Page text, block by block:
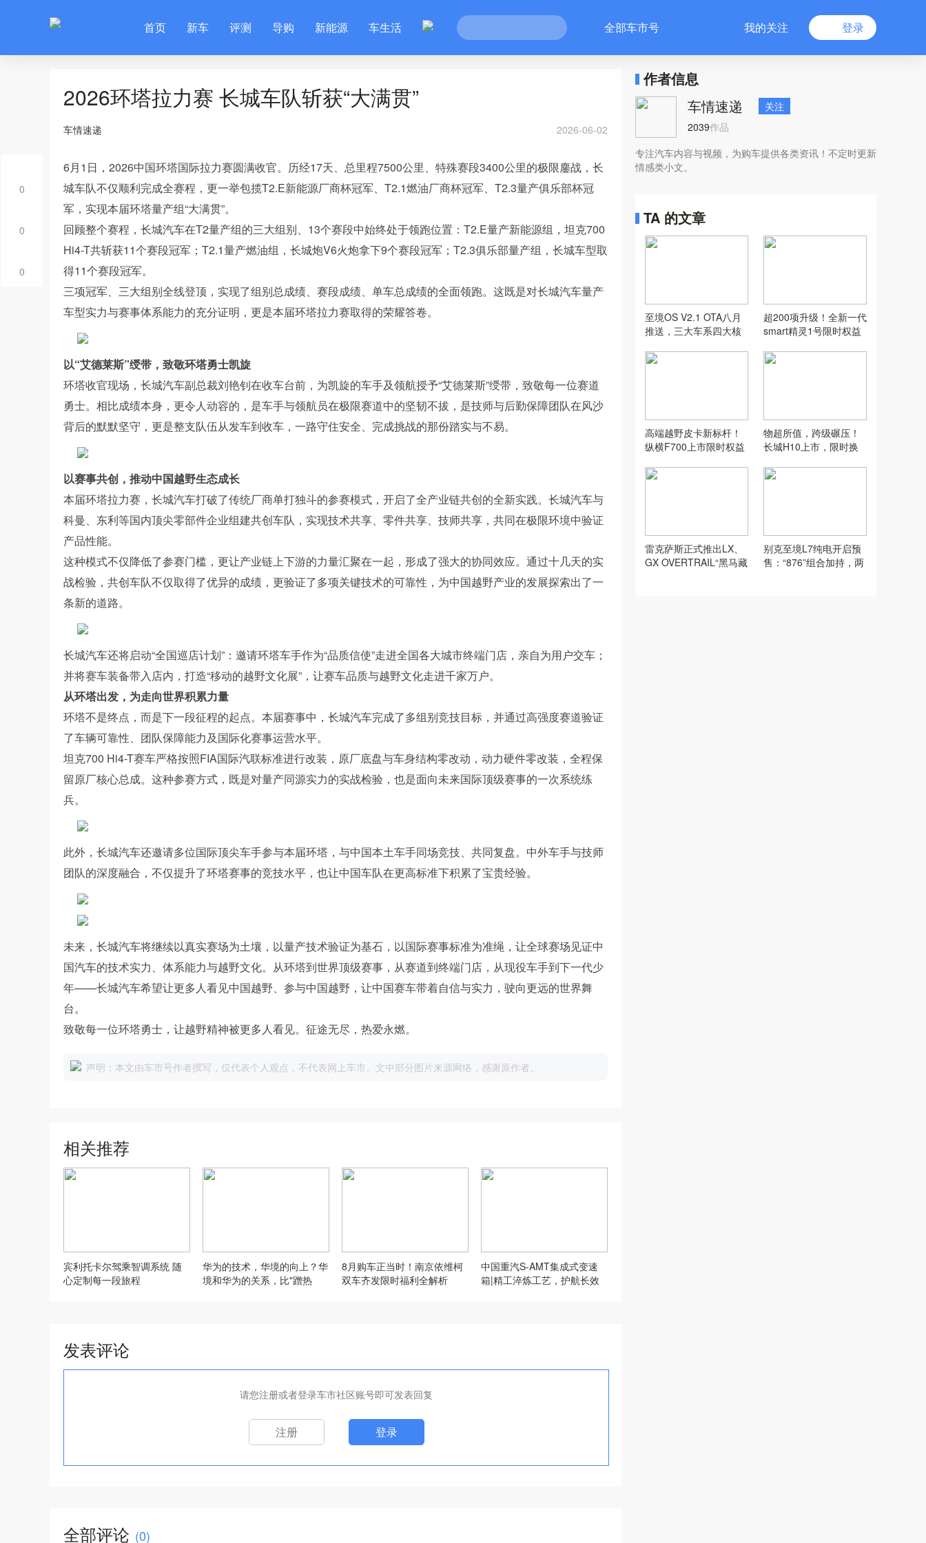
首页 新车 评测 导购 新能源 车生活 全部车市号 我的关注 登录
0
0
0
2026环塔拉力赛 长城车队斩获“大满贯”
车情速递 2026-06-02
6月1日，2026中国环塔国际拉力赛圆满收官。历经17天、总里程7500公里、特殊赛段3400公里的极限鏖战，长
城车队不仅顺利完成全赛程，更一举包揽T2.E新能源厂商杯冠军、T2.1燃油厂商杯冠军、T2.3量产俱乐部杯冠
军，实现本届环塔量产组“大满贯”。
回顾整个赛程，长城汽车在T2量产组的三大组别、13个赛段中始终处于领跑位置：T2.E量产新能源组，坦克700
Hi4-T共斩获11个赛段冠军；T2.1量产燃油组，长城炮V6火炮拿下9个赛段冠军；T2.3俱乐部量产组，长城车型取
得11个赛段冠军。
三项冠军、三大组别全线登顶，实现了组别总成绩、赛段成绩、单车总成绩的全面领跑。这既是对长城汽车量产
车型实力与赛事体系能力的充分证明，更是本届环塔拉力赛取得的荣耀答卷。
以“艾德莱斯”绶带，致敬环塔勇士凯旋
环塔收官现场，长城汽车副总裁刘艳钊在收车台前，为凯旋的车手及领航授予“艾德莱斯”绶带，致敬每一位赛道
勇士。相比成绩本身，更令人动容的，是车手与领航员在极限赛道中的坚韧不拔，是技师与后勤保障团队在风沙
背后的默默坚守，更是整支队伍从发车到收车，一路守住安全、完成挑战的那份踏实与不易。
以赛事共创，推动中国越野生态成长
本届环塔拉力赛，长城汽车打破了传统厂商单打独斗的参赛模式，开启了全产业链共创的全新实践。长城汽车与
科曼、东利等国内顶尖零部件企业组建共创车队，实现技术共享、零件共享、技师共享，共同在极限环境中验证
产品性能。
这种模式不仅降低了参赛门槛，更让产业链上下游的力量汇聚在一起，形成了强大的协同效应。通过十几天的实
战检验，共创车队不仅取得了优异的成绩，更验证了多项关键技术的可靠性，为中国越野产业的发展探索出了一
条新的道路。
长城汽车还将启动“全国巡店计划”：邀请环塔车手作为“品质信使”走进全国各大城市终端门店，亲自为用户交车；
并将赛车装备带入店内，打造“移动的越野文化展”，让赛车品质与越野文化走进千家万户。
从环塔出发，为走向世界积累力量
环塔不是终点，而是下一段征程的起点。本届赛事中，长城汽车完成了多组别竞技目标，并通过高强度赛道验证
了车辆可靠性、团队保障能力及国际化赛事运营水平。
坦克700 Hi4-T赛车严格按照FIA国际汽联标准进行改装，原厂底盘与车身结构零改动，动力硬件零改装，全程保
留原厂核心总成。这种参赛方式，既是对量产同源实力的实战检验，也是面向未来国际顶级赛事的一次系统练
兵。
此外，长城汽车还邀请多位国际顶尖车手参与本届环塔，与中国本土车手同场竞技、共同复盘。中外车手与技师
团队的深度融合，不仅提升了环塔赛事的竞技水平，也让中国车队在更高标准下积累了宝贵经验。
未来，长城汽车将继续以真实赛场为土壤，以量产技术验证为基石，以国际赛事标准为准绳，让全球赛场见证中
国汽车的技术实力、体系能力与越野文化。从环塔到世界顶级赛事，从赛道到终端门店，从现役车手到下一代少
年——长城汽车希望让更多人看见中国越野、参与中国越野，让中国赛车带着自信与实力，驶向更远的世界舞
台。
致敬每一位环塔勇士，让越野精神被更多人看见。征途无尽，热爱永燃。
声明：本文由车市号作者撰写，仅代表个人观点，不代表网上车市。文中部分图片来源网络，感谢原作者。
相关推荐
宾利托卡尔驾乘智调系统 随
心定制每一段旅程
华为的技术，华境的向上？华
境和华为的关系，比"蹭热
8月购车正当时！南京依维柯
双车齐发限时福利全解析
中国重汽S-AMT集成式变速
箱|精工淬炼工艺，护航长效
发表评论
请您注册或者登录车市社区账号即可发表回复
注册 登录
全部评论 (0)
作者信息
车情速递
关注
2039作品
专注汽车内容与视频，为购车提供各类资讯！不定时更新
情感类小文。
TA 的文章
至境OS V2.1 OTA八月
推送，三大车系四大核
超200项升级！全新一代
smart精灵1号限时权益
高端越野皮卡新标杆！
纵横F700上市限时权益
物超所值，跨级碾压！
长城H10上市，限时换
雷克萨斯正式推出LX、
GX OVERTRAIL“黑马藏
别克至境L7纯电开启预
售：“876”组合加持，两